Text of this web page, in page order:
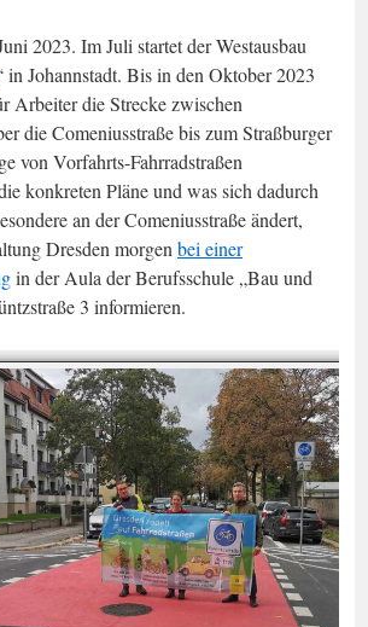
2023. Im Juli startet der Westausbau
in Johannstadt. Bis in den Oktober 2023
Arbeiter die Strecke zwischen
die Comeniusstraße bis zum Straßburger
von Vorfahrts-Fahrradstraßen
konkreten Pläne und was sich dadurch
an der Comeniusstraße ändert,
Dresden morgen bei einer
in der Aula der Berufsschule „Bau und
3 informieren.